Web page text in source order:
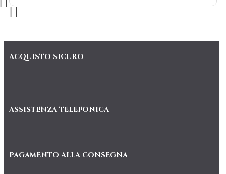
ACQUISTO SICURO
ASSISTENZA TELEFONICA
PAGAMENTO ALLA CONSEGNA